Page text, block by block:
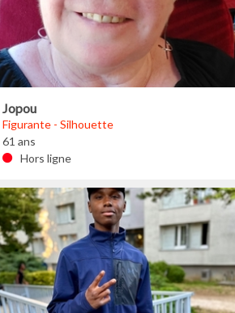
Jopou
Figurante - Silhouette
61 ans
Hors ligne